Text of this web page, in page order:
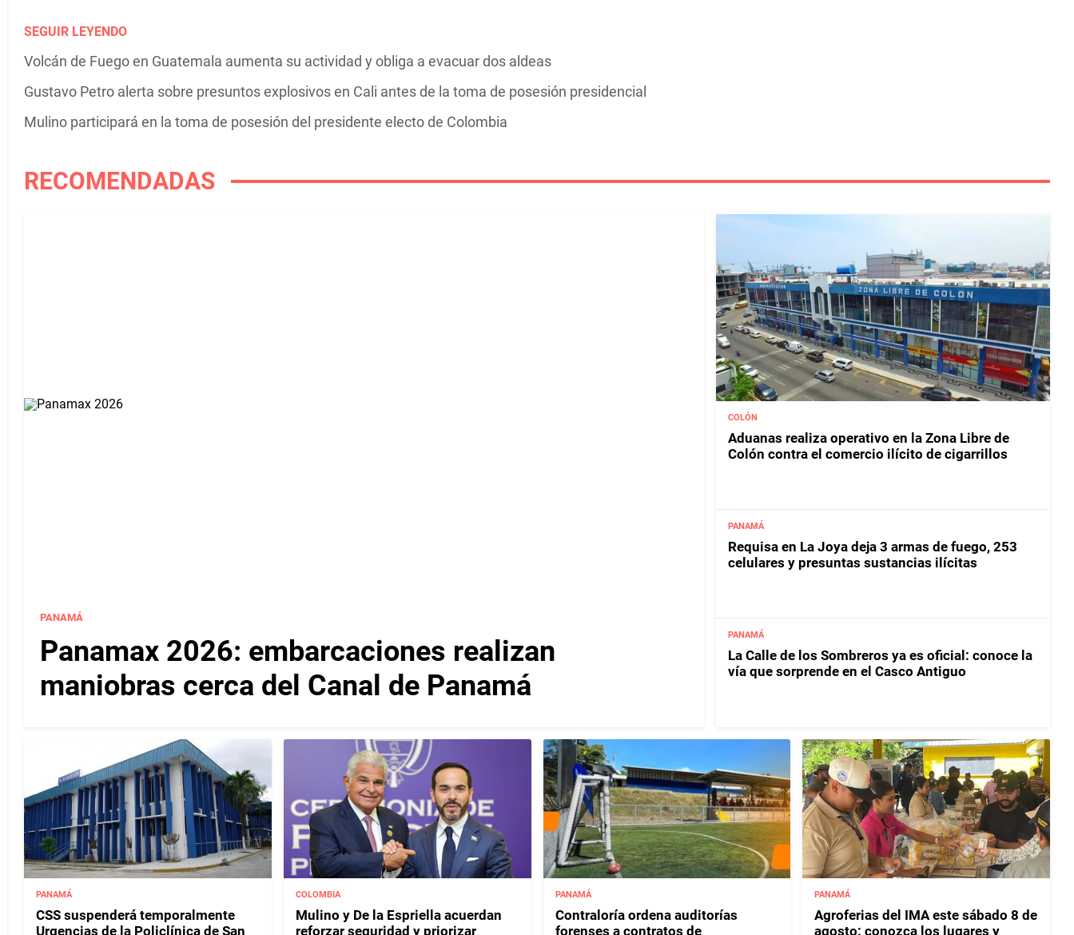
SEGUIR LEYENDO
Volcán de Fuego en Guatemala aumenta su actividad y obliga a evacuar dos aldeas
Gustavo Petro alerta sobre presuntos explosivos en Cali antes de la toma de posesión presidencial
Mulino participará en la toma de posesión del presidente electo de Colombia
RECOMENDADAS
PANAMÁ
Panamax 2026: embarcaciones realizan
maniobras cerca del Canal de Panamá
COLÓN
Aduanas realiza operativo en la Zona Libre de
Colón contra el comercio ilícito de cigarrillos
PANAMÁ
Requisa en La Joya deja 3 armas de fuego, 253
celulares y presuntas sustancias ilícitas
PANAMÁ
La Calle de los Sombreros ya es oficial: conoce la
vía que sorprende en el Casco Antiguo
PANAMÁ
CSS suspenderá temporalmente
Urgencias de la Policlínica de San
COLOMBIA
Mulino y De la Espriella acuerdan
reforzar seguridad y priorizar
PANAMÁ
Contraloría ordena auditorías
forenses a contratos de
PANAMÁ
Agroferias del IMA este sábado 8 de
agosto: conozca los lugares y